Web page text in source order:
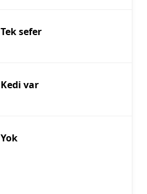
Tek sefer
Kedi var
Yok